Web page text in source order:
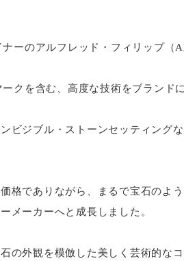
ーのアルフレッド・フィリップ（
クを含む、高度な技術をブランド
ビジブル・ストーンセッティング
格でありながら、まるで宝石のよ
メーカーへと成長しました。
の外観を模倣した美しく芸術的な